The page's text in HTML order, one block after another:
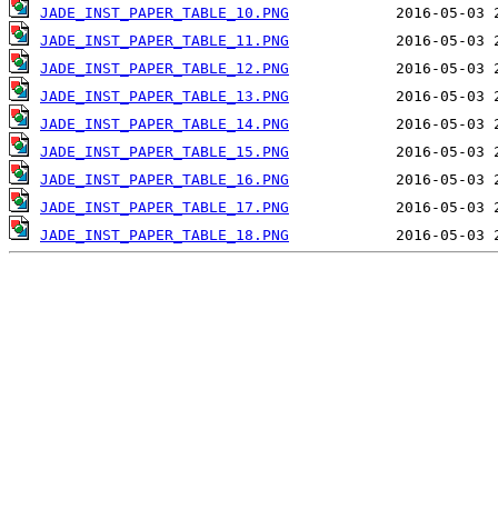
JADE_INST_PAPER_TABLE_10.PNG
JADE_INST_PAPER_TABLE_11.PNG
JADE_INST_PAPER_TABLE_12.PNG
JADE_INST_PAPER_TABLE_13.PNG
JADE_INST_PAPER_TABLE_14.PNG
JADE_INST_PAPER_TABLE_15.PNG
JADE_INST_PAPER_TABLE_16.PNG
JADE_INST_PAPER_TABLE_17.PNG
JADE_INST_PAPER_TABLE_18.PNG